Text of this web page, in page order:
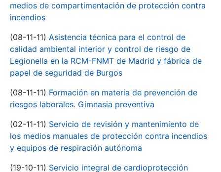
medios de compartimentación de protección contra
incendios
(08-11-11) Asistencia técnica para el control de
calidad ambiental interior y control de riesgo de
Legionella en la RCM-FNMT de Madrid y fábrica de
papel de seguridad de Burgos
(08-11-11) Formación en materia de prevención de
riesgos laborales. Gimnasia preventiva
(02-11-11) Servicio de revisión y mantenimiento de
los medios manuales de protección contra incendios
y equipos de respiración autónoma
(19-10-11) Servicio integral de cardioprotección